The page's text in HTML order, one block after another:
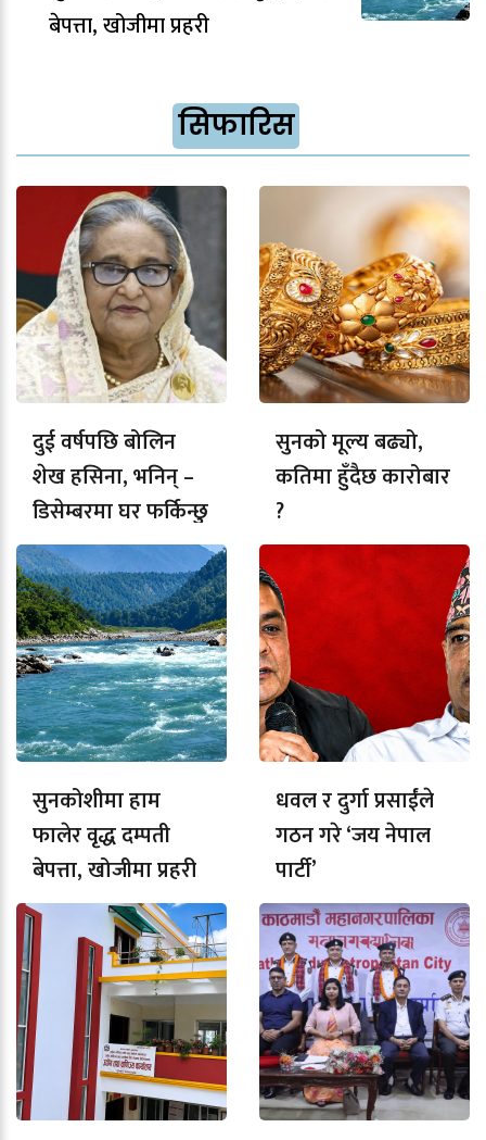
बेपत्ता, खोजीमा प्रहरी
सिफारिस
दुई वर्षपछि बोलिन
शेख हसिना, भनिन् –
डिसेम्बरमा घर फर्किन्छु
सुनको मूल्य बढ्यो,
कतिमा हुँदैछ कारोबार
?
सुनकोशीमा हाम
फालेर वृद्ध दम्पती
बेपत्ता, खोजीमा प्रहरी
धवल र दुर्गा प्रसाईंले
गठन गरे ‘जय नेपाल
पार्टी’